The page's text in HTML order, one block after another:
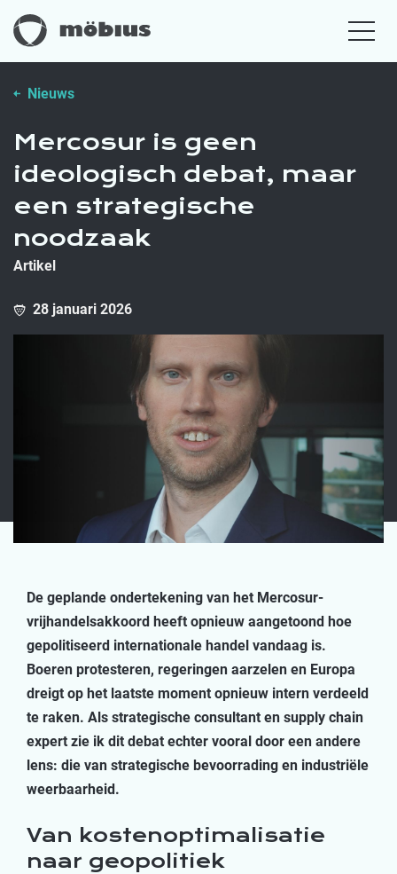
Nieuws
Mercosur is geen
ideologisch debat, maar
een strategische
noodzaak
Artikel
28 januari 2026
De geplande ondertekening van het Mercosur-
vrijhandelsakkoord heeft opnieuw aangetoond hoe
gepolitiseerd internationale handel vandaag is.
Boeren protesteren, regeringen aarzelen en Europa
dreigt op het laatste moment opnieuw intern verdeeld
te raken. Als strategische consultant en supply chain
expert zie ik dit debat echter vooral door een andere
lens: die van strategische bevoorrading en industriële
weerbaarheid.
Van kostenoptimalisatie
naar geopolitiek